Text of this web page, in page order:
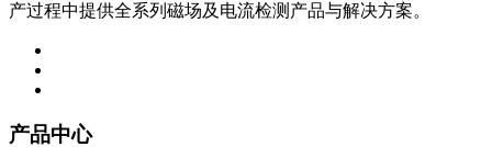
产过程中提供全系列磁场及电流检测产品与解决方案。
产品中心